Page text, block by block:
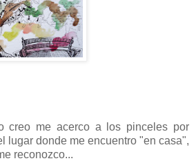
creo me acerco a los pinceles por
lugar donde me encuentro "en casa",
reconozco...